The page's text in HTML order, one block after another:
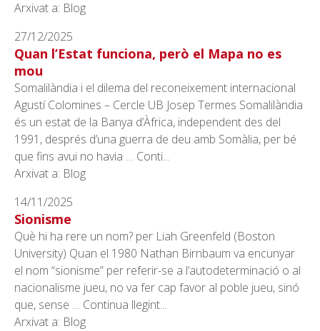
Arxivat a: Blog
27/12/2025
Quan l’Estat funciona, però el Mapa no es
mou
Somalilàndia i el dilema del reconeixement internacional
Agustí Colomines – Cercle UB Josep Termes Somalilàndia
és un estat de la Banya d’Àfrica, independent des del
1991, després d’una guerra de deu amb Somàlia, per bé
que fins avui no havia … Conti...
Arxivat a: Blog
14/11/2025
Sionisme
Què hi ha rere un nom? per Liah Greenfeld (Boston
University) Quan el 1980 Nathan Birnbaum va encunyar
el nom “sionisme” per referir-se a l’autodeterminació o al
nacionalisme jueu, no va fer cap favor al poble jueu, sinó
que, sense … Continua llegint...
Arxivat a: Blog